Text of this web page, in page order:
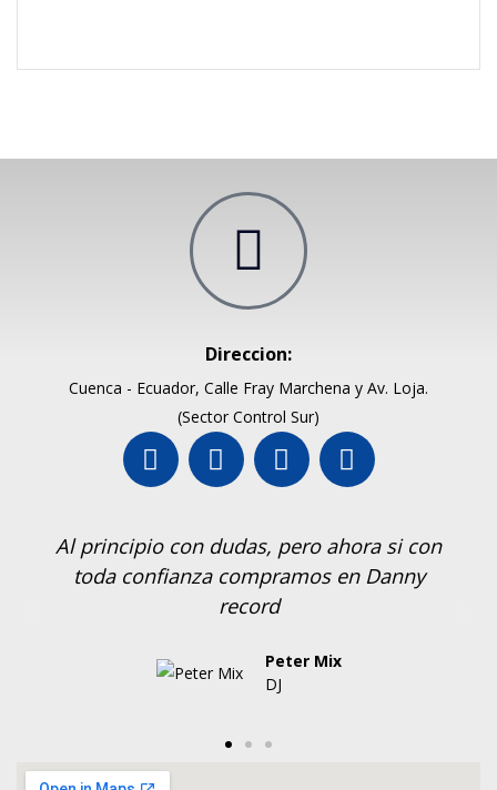
Direccion:
Cuenca - Ecuador, Calle Fray Marchena y Av. Loja.
(Sector Control Sur)
Al principio con dudas, pero ahora si con
toda confianza compramos en Danny
record
Peter Mix
DJ
En Danny Records estamos listos para